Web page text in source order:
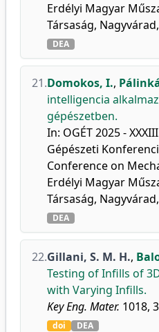
Erdélyi Magyar
Társaság,
DEA
21.Domokos, I.,
intelligencia
gépészetben.
In: OGÉT 2025 -
Gépészeti
Conference on
Erdélyi Magyar
Társaság,
DEA
22.Gillani, S. M. H.,
Testing of Infills of
with Varying Infills.
Key Eng. Mater. 1018,
doi DEA